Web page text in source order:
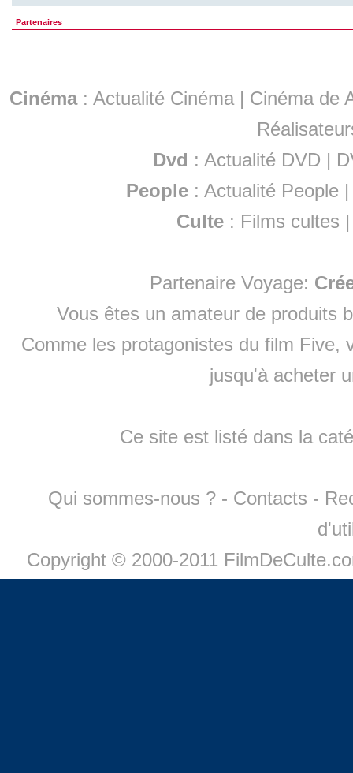
Partenaires
Cinéma: Actualité Cinéma | Cinéma de
Dvd : Actualité DVD |
People :Actualité People
Culte : Films cultes
Partenaire Voyage:
Vous êtes un amateur de produits
Comme les protagonistes du film Five,
jusqu'à acheter
Ce site est listé dans la
Qui sommes-nous ? - Contacts -
Copyright © 2000-2011